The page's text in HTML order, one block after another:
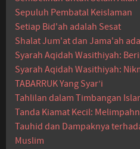
Sepuluh Pembatal Keislaman
Setiap Bid'ah adalah Sesat
Shalat Jum'at dan Jama'ah
Syarah Aqidah Wasithiyah:
Syarah Aqidah Wasithiyah:
TABARRUK Yang Syar’i
Tahlilan dalam Timbangan
Tanda Kiamat Kecil:
Tauhid dan Dampaknya
Muslim